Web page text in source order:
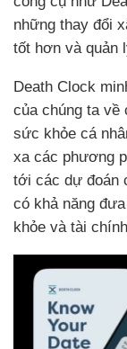
những thay đổi
tốt hơn và quản
Death Clock
của chúng ta về
sức khỏe cá
xa các phương
tới các dự đoán
có khả năng
khỏe và tài